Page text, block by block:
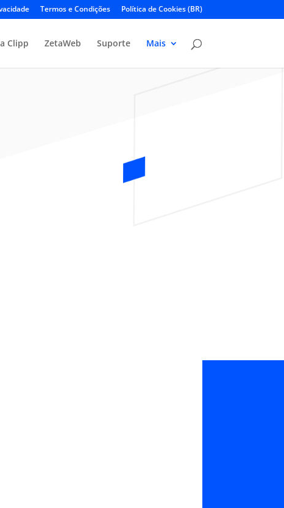
Termos e Condições Política de Cookies (BR)
Clipp ZetaWeb Suporte Mais